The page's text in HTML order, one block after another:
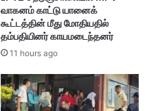
வாகனம் காட்டு யானைக்
கூட்டத்தின் மீது மோதியதில்
தம்பதியினர் காயமடைந்தனர்
11 hours ago